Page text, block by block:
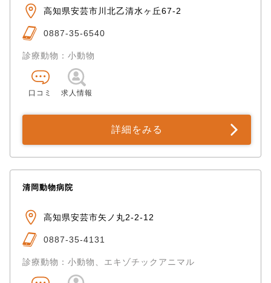
高知県安芸市川北乙清水ヶ丘67-2
0887-35-6540
診療動物：小動物
口コミ 求人情報
詳細をみる
清岡動物病院
高知県安芸市矢ノ丸2-2-12
0887-35-4131
診療動物：小動物、エキゾチックアニマル